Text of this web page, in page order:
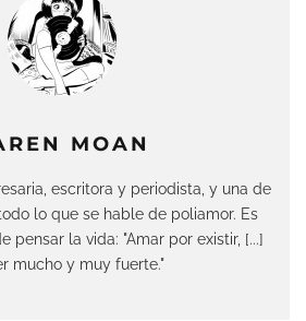
MOAN
escritora y periodista, y una de
lo que se hable de poliamor. Es
pensar la vida: "Amar por existir, [...]
mucho y muy fuerte."